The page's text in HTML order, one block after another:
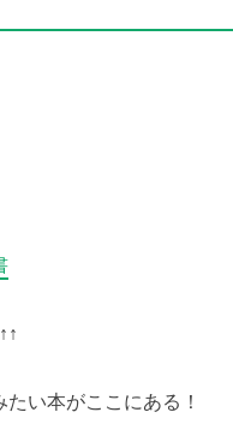
い本がここにある！